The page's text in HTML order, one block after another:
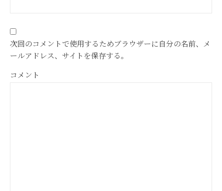
次回のコメントで使用するためブラウザーに自分の名前、メ
ールアドレス、サイトを保存する。
コメント